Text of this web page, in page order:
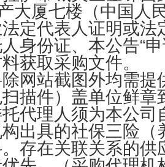
大厦七楼（中国人
定代表人证明或法
身份证、本公告“
获取采购文件。
网站截图外均需提
描件）盖单位鲜章
代理人须为本公司
出具的社保三险（
存在关联关系的供